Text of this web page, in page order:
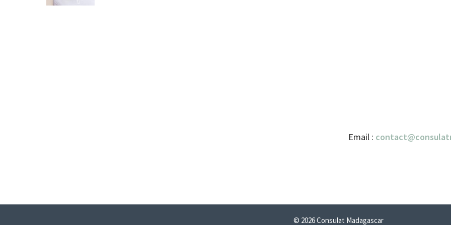
Email :
© 2026 Consulat Madagascar